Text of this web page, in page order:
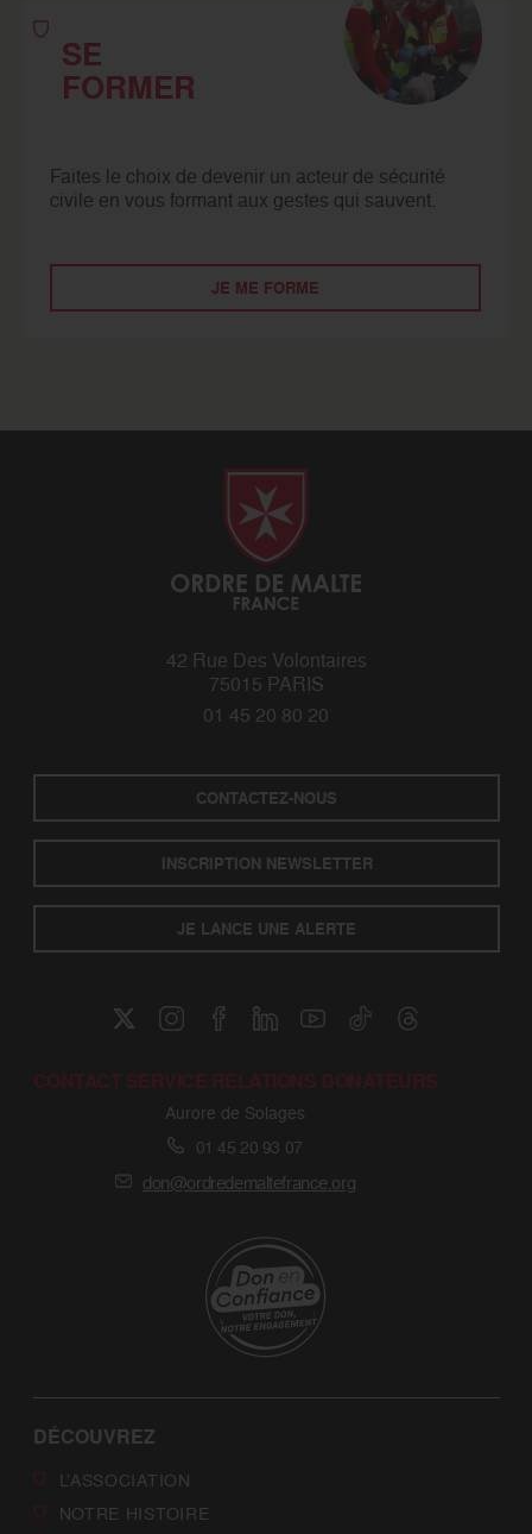
SE
FORMER
Faites le choix de devenir un acteur de sécurité
civile en vous formant aux gestes qui sauvent.
JE ME FORME
42 Rue Des Volontaires
75015 PARIS
01 45 20 80 20
CONTACTEZ-NOUS
INSCRIPTION NEWSLETTER
JE LANCE UNE ALERTE
CONTACT SERVICE RELATIONS DONATEURS
Aurore de Solages
01 45 20 93 07
don@ordredemaltefrance.org
DÉCOUVREZ
L’ASSOCIATION
NOTRE HISTOIRE